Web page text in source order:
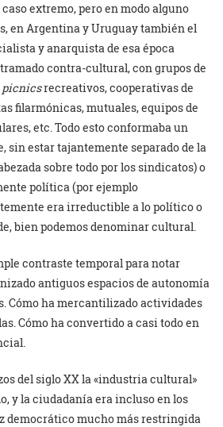
extremo, pero en modo alguno
en Argentina y Uruguay también el
y anarquista de esa época
contra-cultural, con grupos de
picnicsrecreativos, cooperativas de
filarmónicas, mutuales, equipos de
etc. Todo esto conformaba un
sin estar tajantemente separado de la
sobre todo por los sindicatos) o
política (por ejemplo
era irreductible a lo político o
bien podemos denominar cultural.
contraste temporal para notar
antiguos espacios de autonomía
Cómo ha mercantilizado actividades
Cómo ha convertido a casi todo en
del siglo XX la «industria cultural»
y la ciudadanía era incluso en los
democrático mucho más restringida